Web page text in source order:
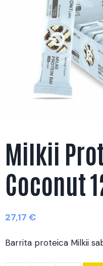
Milkii
Coconut
27,17 €
Barrita proteica Milkii